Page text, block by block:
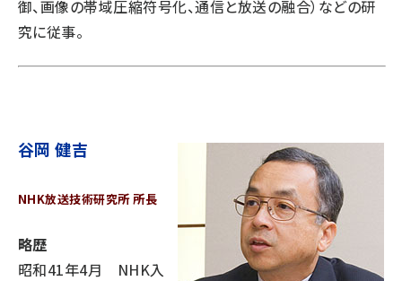
御、画像の帯域圧縮符号化、通信と放送の融合）などの研
究に従事。
谷岡 健吉
NHK放送技術研究所 所長
略歴
昭和41年4月 NHK入